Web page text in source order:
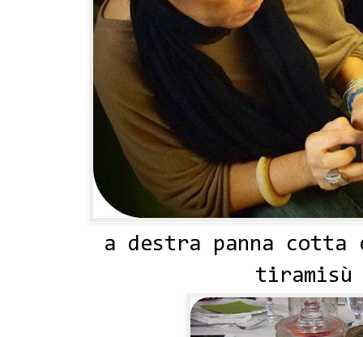
a destra panna
tiramisù